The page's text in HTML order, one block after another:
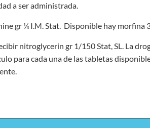
a ser administrada.
gr ¼ I.M. Stat. Disponible hay morfina
nitroglycerin gr 1/150 Stat, SL. La
para cada una de las tabletas